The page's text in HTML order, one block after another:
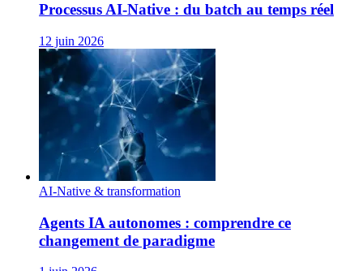
Processus AI‑Native : du batch au temps réel
12 juin 2026
AI-Native & transformation
Agents IA autonomes : comprendre ce
changement de paradigme